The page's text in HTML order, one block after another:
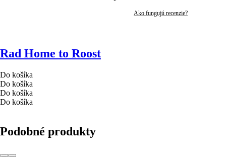
Ako fungujú recenzie?
Rad Home to Roost
Do košíka
Do košíka
Do košíka
Do košíka
Podobné produkty